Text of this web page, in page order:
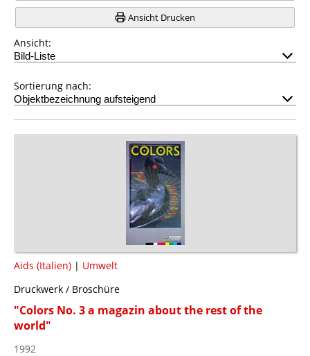
Ansicht Drucken
Ansicht:
Sortierung nach:
Aids (Italien) | Umwelt
Druckwerk / Broschüre
"Colors No. 3 a magazin about the rest of the
world"
1992